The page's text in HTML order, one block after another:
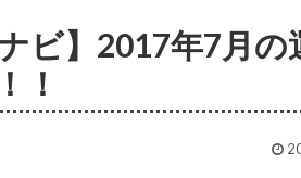
ビ】2017年7月の
！